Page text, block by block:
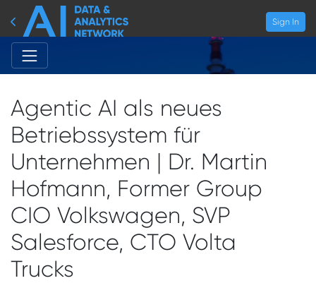
Sign In
Agentic AI als neues
Betriebssystem für
Unternehmen | Dr. Martin
Hofmann, Former Group
CIO Volkswagen, SVP
Salesforce, CTO Volta
Trucks